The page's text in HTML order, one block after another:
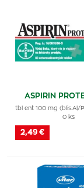
ASPIRIN
tbl ent 100 mg (blis.Al/
0 ks
2,49 €